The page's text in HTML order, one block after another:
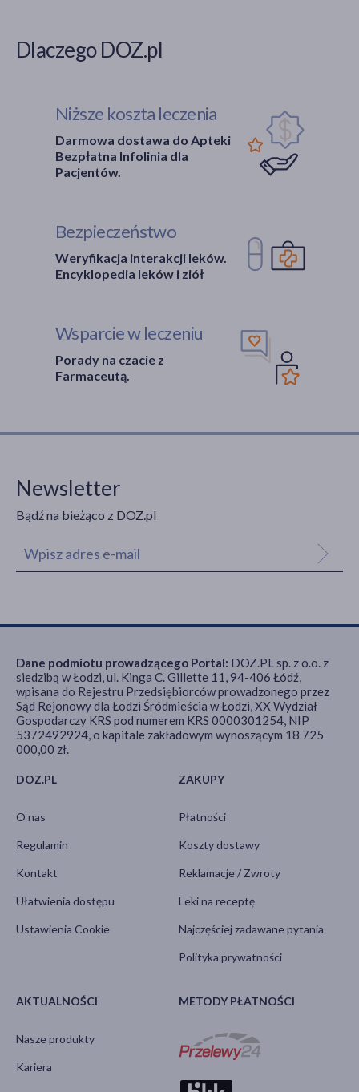
Dlaczego DOZ.pl
Niższe koszta leczenia
Darmowa dostawa do Apteki
Bezpłatna Infolinia dla
Pacjentów.
Bezpieczeństwo
Weryfikacja interakcji leków.
Encyklopedia leków i ziół
Wsparcie w leczeniu
Porady na czacie z
Farmaceutą.
Newsletter
Bądź na bieżąco z DOZ.pl
DOZ.PL
O nas
Regulamin
Kontakt
Ułatwienia dostępu
Ustawienia Cookie
ZAKUPY
Płatności
Koszty dostawy
Reklamacje / Zwroty
Leki na receptę
Najczęściej zadawane pytania
Polityka prywatności
AKTUALNOŚCI
Nasze produkty
Kariera
METODY PŁATNOŚCI
Dane podmiotu prowadzącego Portal: DOZ.PL sp. z o.o. z
siedzibą w Łodzi, ul. Kinga C. Gillette 11, 94-406 Łódź,
wpisana do Rejestru Przedsiębiorców prowadzonego przez
Sąd Rejonowy dla Łodzi Śródmieścia w Łodzi, XX Wydział
Gospodarczy KRS pod numerem KRS 0000301254, NIP
5372492924, o kapitale zakładowym wynoszącym 18 725
000,00 zł.